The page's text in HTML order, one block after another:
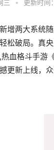
三 • 更新时间
增两大系统
松破局。真
血格斗手游
更新上线，